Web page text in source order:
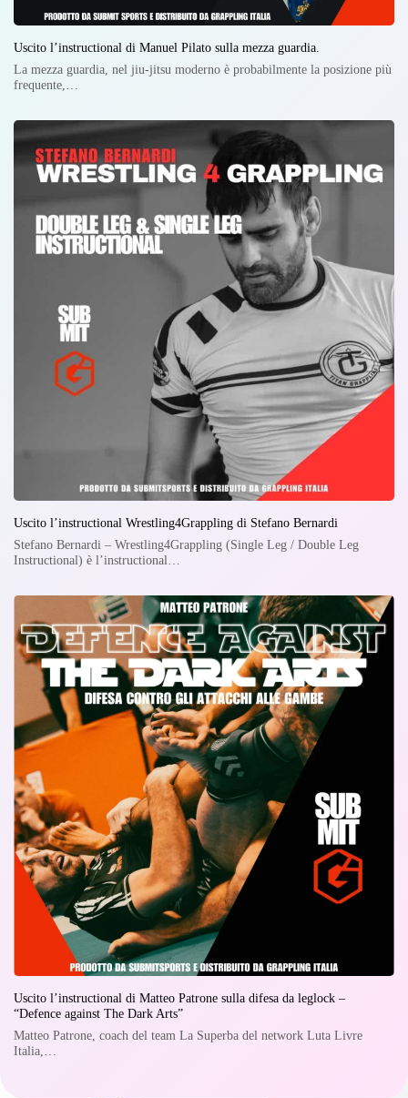
Uscito l’instructional di Manuel Pilato sulla mezza guardia.
La mezza guardia, nel jiu-jitsu moderno è probabilmente la posizione più
frequente,…
Uscito l’instructional Wrestling4Grappling di Stefano Bernardi
Stefano Bernardi – Wrestling4Grappling (Single Leg / Double Leg
Instructional) è l’instructional…
Uscito l’instructional di Matteo Patrone sulla difesa da leglock –
“Defence against The Dark Arts”
Matteo Patrone, coach del team La Superba del network Luta Livre
Italia,…